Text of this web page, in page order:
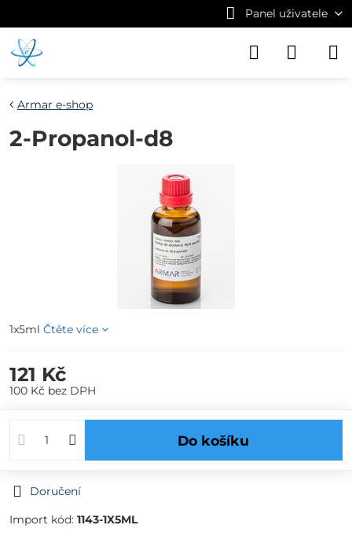
Panel uživatele
Armar e-shop
2-Propanol-d8
1x5ml Čtěte více
121 Kč
100 Kč bez DPH
Do košíku
Doručení
Import kód: 1143-1X5ML